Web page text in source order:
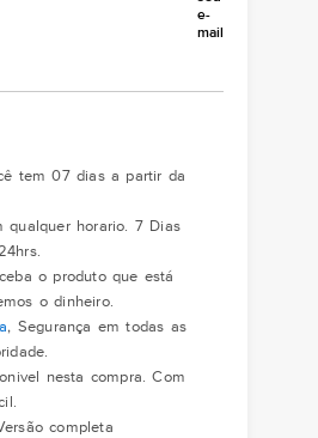
tem 07 dias a partir da
qualquer horario. 7 Dias
o produto que está
o dinheiro.
, Segurança em todas as
nesta compra. Com
completa
e-
mail